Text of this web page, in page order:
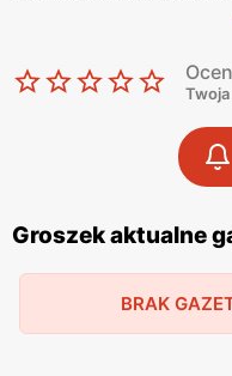
spożywczych, w tym
nabiał, mięso oraz
cenią sobie bogaty
umożliwiają
kluczowych elementów
są regularnie wydawane
prezentują najnowsze
sezonowe wyprzedaże,
cenowych. Publikacje te
Groszek aktualne
BRAK